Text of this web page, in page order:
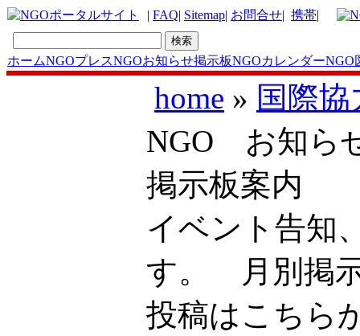
| FAQ| Sitemap| お問合せ| 携帯|
ホームNGOプレスNGOお知らせ掲示板NGOカレンダーNGO
home » 国際
NGO お知ら
掲示板案内
イベント告知
す。 月別掲
投稿はこち